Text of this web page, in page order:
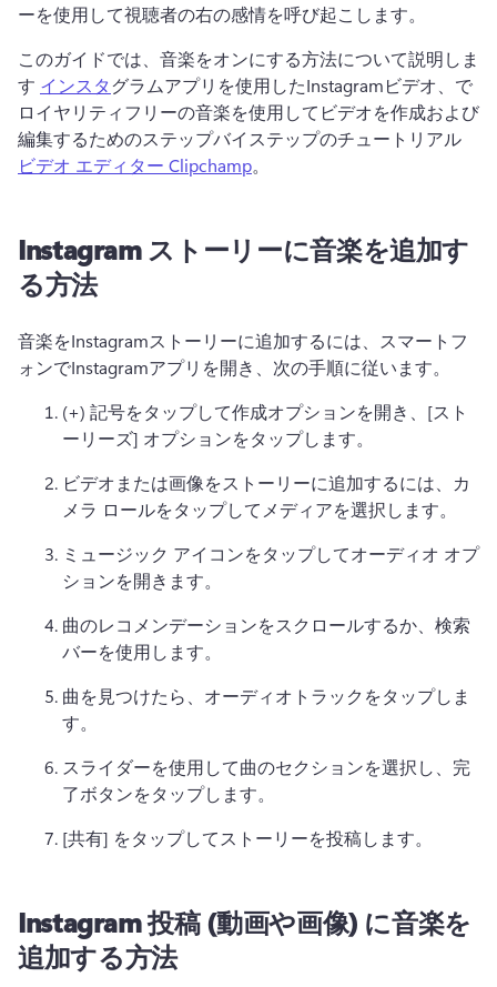
ーを使用して視聴者の右の感情を呼び起こします。
このガイドでは、音楽をオンにする方法について説明しま
す インスタグラムアプリを使用したInstagramビデオ、で
ロイヤリティフリーの音楽を使用してビデオを作成および
編集するためのステップバイステップのチュートリアル
ビデオ エディター Clipchamp。
Instagram ストーリーに音楽を追加す
る方法
音楽をInstagramストーリーに追加するには、スマートフ
ォンでInstagramアプリを開き、次の手順に従います。
(+) 記号をタップして作成オプションを開き、[スト
ーリーズ] オプションをタップします。
ビデオまたは画像をストーリーに追加するには、カ
メラ ロールをタップしてメディアを選択します。
ミュージック アイコンをタップしてオーディオ オプ
ションを開きます。
曲のレコメンデーションをスクロールするか、検索
バーを使用します。
曲を見つけたら、オーディオトラックをタップしま
す。
スライダーを使用して曲のセクションを選択し、完
了ボタンをタップします。
[共有] をタップしてストーリーを投稿します。
Instagram 投稿 (動画や画像) に音楽を
追加する方法